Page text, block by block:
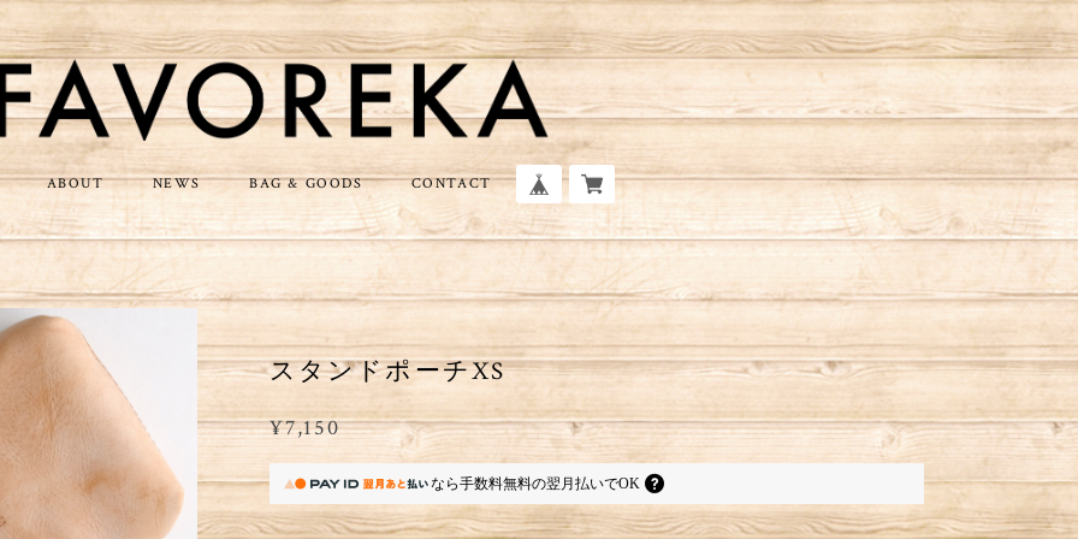
ABOUT NEWS BAG & GOODS CONTACT
スタンドポーチXS
¥7,150
なら手数料無料の翌月払いでOK